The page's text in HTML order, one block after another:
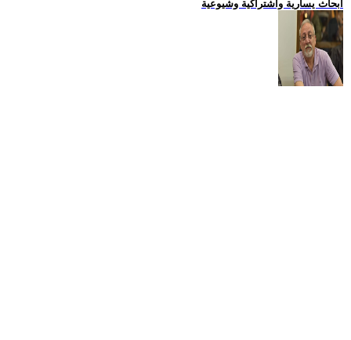
ابحاث يسارية واشتراكية وشيوعية